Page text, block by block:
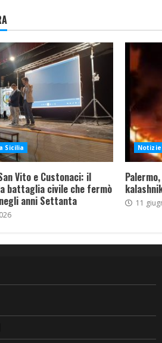
Sicilia
Vito e Custonaci: il
battaglia civile che fermò
anni Settanta
11